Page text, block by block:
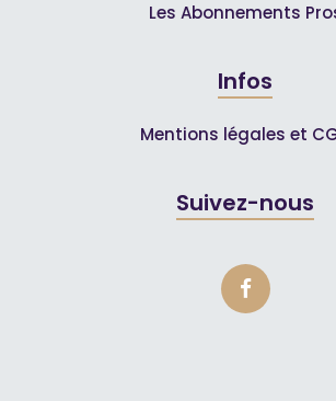
Les Abonnements
Infos
Mentions légales et
Suivez-nous